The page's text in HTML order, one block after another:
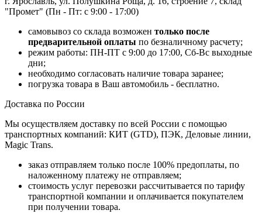
"Промет" (Пн - Пт: с 9:00 - 17:00)
самовывоз со склада возможен только после
предварительной оплаты по безналичному расчету;
режим работы: ПН-ПТ с 9:00 до 17:00, Сб-Вс выходные
дни;
необходимо согласовать наличие товара заранее;
погрузка товара в Ваш автомобиль - бесплатно.
Доставка по России
Мы осуществляем доставку по всей России с помощью
транспортных компаний: КИТ (GTD), ПЭК, Деловые линии,
Magic Trans.
заказ отправляем только после 100% предоплаты, по
наложенному платежу не отправляем;
стоимость услуг перевозки рассчитывается по тарифу
транспортной компании и оплачивается покупателем
при получении товара.